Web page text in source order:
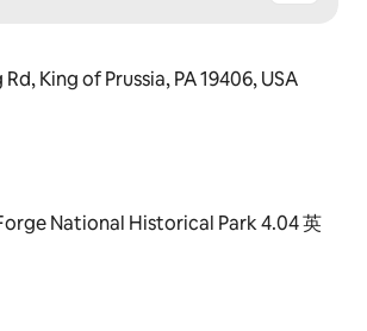
King of Prussia, PA 19406, USA
National Historical Park 4.04 英